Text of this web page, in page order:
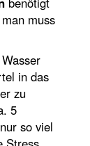
muss
in das
zu
5
so viel